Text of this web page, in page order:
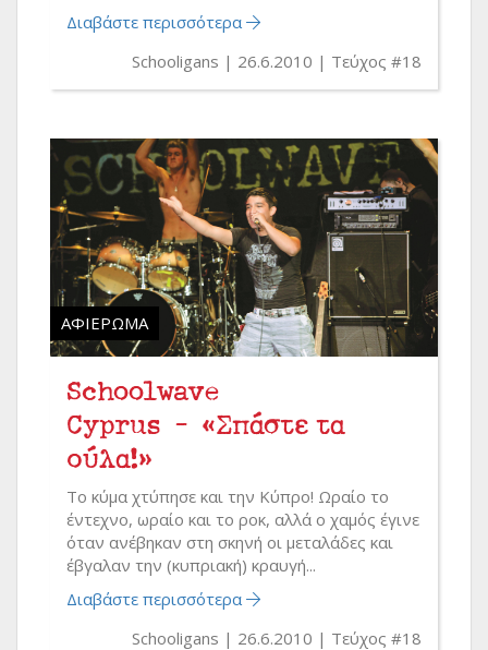
Διαβάστε περισσότερα
Schooligans
26.6.2010 Τεύχος #18
ΑΦΙΈΡΩΜΑ
Schoolwave
Cyprus - «Σπάστε τα
ούλα!»
Το κύμα χτύπησε και την Κύπρο! Ωραίο το
έντεχνο, ωραίο και το ροκ, αλλά ο χαμός έγινε
όταν ανέβηκαν στη σκηνή οι μεταλάδες και
έβγαλαν την (κυπριακή) κραυγή...
Διαβάστε περισσότερα
Schooligans
26.6.2010 Τεύχος #18